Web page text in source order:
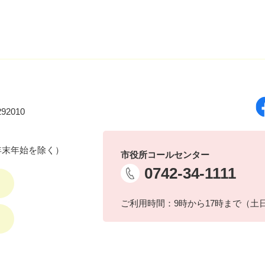
年始を除く） 市役所コールセンター
0742-34-1111
ご利用時間：9時から17時まで（土